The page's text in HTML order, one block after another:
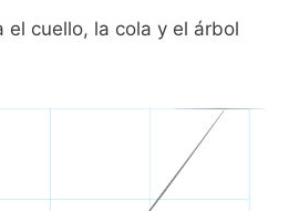
el cuello, la cola y el árbol